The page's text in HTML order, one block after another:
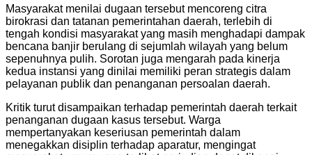
Masyarakat menilai dugaan tersebut mencoreng citra
birokrasi dan tatanan pemerintahan daerah, terlebih di
tengah kondisi masyarakat yang masih menghadapi dampak
bencana banjir berulang di sejumlah wilayah yang belum
sepenuhnya pulih. Sorotan juga mengarah pada kinerja
kedua instansi yang dinilai memiliki peran strategis dalam
pelayanan publik dan penanganan persoalan daerah.
Kritik turut disampaikan terhadap pemerintah daerah terkait
penanganan dugaan kasus tersebut. Warga
mempertanyakan keseriusan pemerintah dalam
menegakkan disiplin terhadap aparatur, mengingat